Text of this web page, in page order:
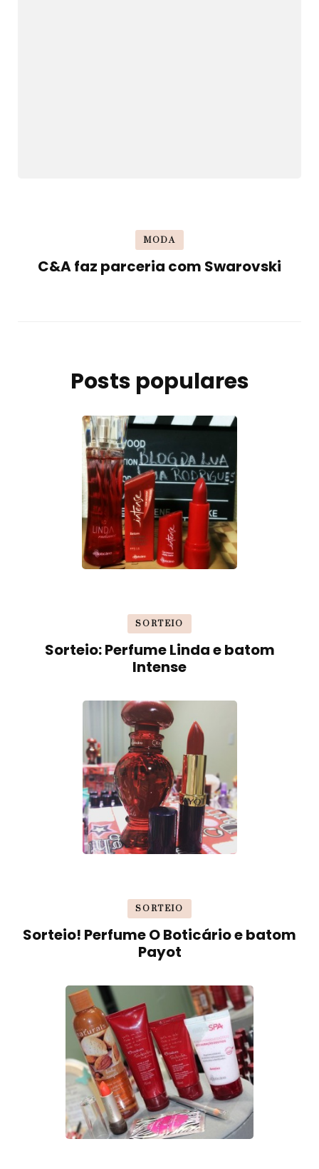
MODA
C&A faz parceria com Swarovski
Posts populares
SORTEIO
Sorteio: Perfume Linda e batom
Intense
SORTEIO
Sorteio! Perfume O Boticário e batom
Payot